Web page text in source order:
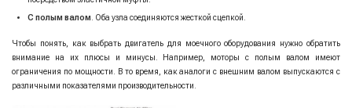
С полым валом . Оба узла соединяются жесткой сцепкой.
Чтобы понять, как выбрать двигатель для моечного оборудования нужно обратить
внимание на их плюсы и минусы. Например, моторы с полым валом имеют
ограничения по мощности. В то время, как аналоги с внешним валом выпускаются с
различными показателями производительности.